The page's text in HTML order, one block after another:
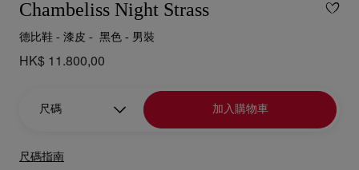
Chambeliss Night Strass
德比鞋 - 漆皮 - 黑色 - 男裝
HK$ 11.800,00
尺碼 加入購物車
尺碼指南